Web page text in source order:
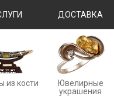
ДОСТАВКА
из кости
Ювелирные
украшения